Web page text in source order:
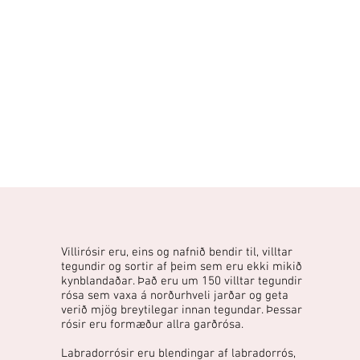
Villirósir eru, eins og nafnið bendir til, villtar
tegundir og sortir af þeim sem eru ekki mikið
kynblandaðar. Það eru um 150 villtar tegundir
rósa sem vaxa á norðurhveli jarðar og geta
verið mjög breytilegar innan tegundar. Þessar
rósir eru formæður allra garðrósa.
Labradorrósir eru blendingar af labradorrós,